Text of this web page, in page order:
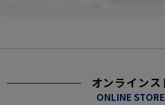
オンライン
ONLINE